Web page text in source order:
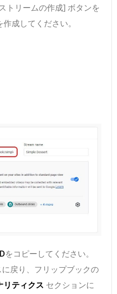
トリームの作成] ボタンを
成してください。
をコピーしてください。
戻り、フリップブックの
リティクス セクションに